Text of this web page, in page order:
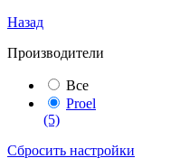
Назад
Производители
Все
Proel
(5)
Сбросить настройки